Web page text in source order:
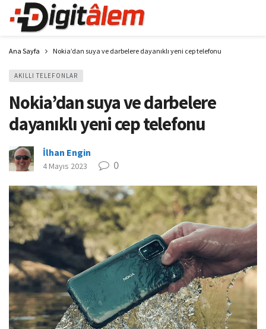
Ana Sayfa Nokia’dan suya ve darbelere dayanıklı yeni cep telefonu
AKILLI TELEFONLAR
Nokia’dan suya ve darbelere
dayanıklı yeni cep telefonu
İlhan Engin
4 Mayıs 2023 0